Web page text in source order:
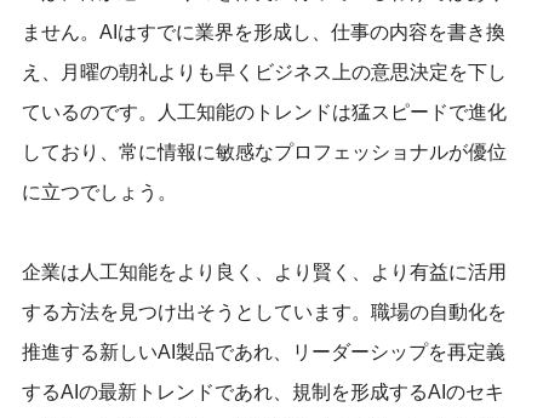
ません。AIはすでに業界を形成し、仕事の内容を書き換
え、月曜の朝礼よりも早くビジネス上の意思決定を下し
ているのです。人工知能のトレンドは猛スピードで進化
しており、常に情報に敏感なプロフェッショナルが優位
に立つでしょう。
企業は人工知能をより良く、より賢く、より有益に活用
する方法を見つけ出そうとしています。職場の自動化を
推進する新しいAI製品であれ、リーダーシップを再定義
するAIの最新トレンドであれ、規制を形成するAIのセキ